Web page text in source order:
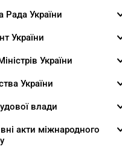
Рада України
України
України
України
влади
акти міжнародного